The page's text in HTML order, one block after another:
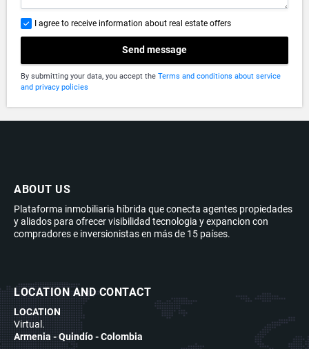
I agree to receive information about real estate offers
Send message
By submitting your data, you accept the Terms and conditions about service
and privacy policies
ABOUT US
Plataforma inmobiliaria híbrida que conecta agentes propiedades
y aliados para ofrecer visibilidad tecnologia y expancion con
compradores e inversionistas en más de 15 países.
LOCATION AND CONTACT
LOCATION
Virtual.
Armenia - Quindío - Colombia